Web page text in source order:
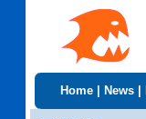
Home News